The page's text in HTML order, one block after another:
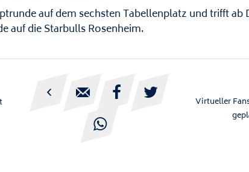
auf dem sechsten Tabellenplatz und trifft ab
auf die Starbulls Rosenheim.
  


Virtueller